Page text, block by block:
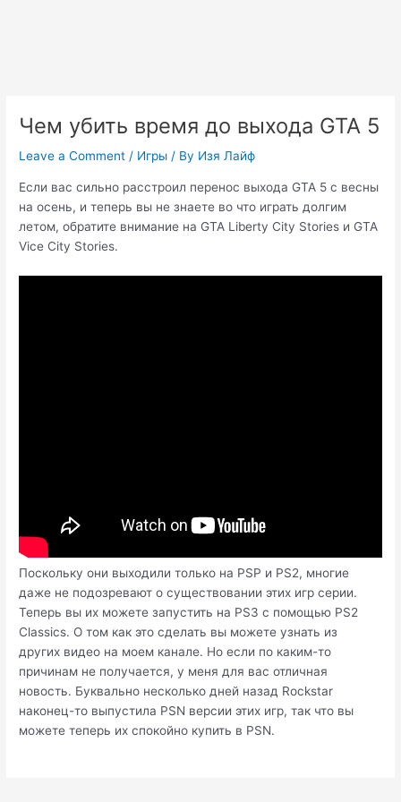
Чем убить время до выхода GTA 5
Leave a Comment / Игры / By Изя Лайф
Если вас сильно расстроил перенос выхода GTA 5 с весны
на осень, и теперь вы не знаете во что играть долгим
летом, обратите внимание на GTA Liberty City Stories и GTA
Vice City Stories.
Поскольку они выходили только на PSP и PS2, многие
даже не подозревают о существовании этих игр серии.
Теперь вы их можете запустить на PS3 с помощью PS2
Classics. О том как это сделать вы можете узнать из
других видео на моем канале. Но если по каким-то
причинам не получается, у меня для вас отличная
новость. Буквально несколько дней назад Rockstar
наконец-то выпустила PSN версии этих игр, так что вы
можете теперь их спокойно купить в PSN.